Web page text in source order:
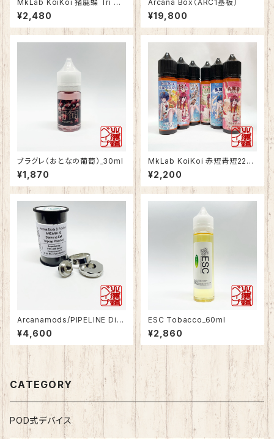
MkLab KoiKoi 猪鹿蝶 Tri No
ble
¥2,480
Arcana Box（ARC1基板）
¥19,800
ブラグレ（おとなの葡萄）_30ml
¥1,870
MkLab KoiKoi 赤短青短220
0シリーズ
¥2,200
Arcanamods/PIPELINE Dia
mond Cut Topcap for Arca
na22 RTA
¥4,600
ESC Tobacco_60ml
¥2,860
CATEGORY
POD式デバイス